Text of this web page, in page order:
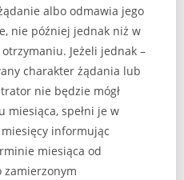
albo odmawia jego
nie później jednak niż w
Jeżeli jednak –
charakter żądania lub
nie będzie mógł
miesiąca, spełni je w
informując
miesiąca od
zamierzonym